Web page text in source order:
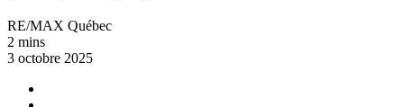
RE/MAX Québec
2 mins
3 octobre 2025